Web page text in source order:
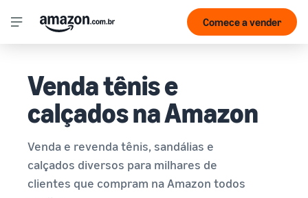
Comece a vender
Venda tênis e
calçados na Amazon
Venda e revenda tênis, sandálias e
calçados diversos para milhares de
clientes que compram na Amazon todos